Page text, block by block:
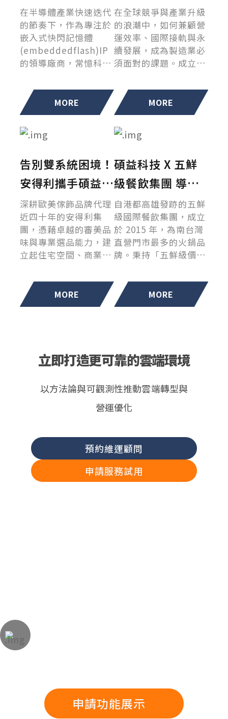
攜手，寫下數位轉
型的感動篇章
在半導體產業快速迭代
的節奏下，作為專注於
嵌入式快閃記憶體
(embeddedflash)IP
的領導廠商，常憶科技
刻。為了應對日益靈活
的市場需求，常憶科技
決心推動一場徹底的數
位變革，導入SAP ERP
系統，並選擇了深耕產
同行夥伴。這場轉型不
僅是一次系統升級，更
是一段關於團隊突破自
我、共同成長的動人旅
程。
MORE
芳德 × 碩益 SAP
ERP 導入故事
在全球競爭與產業升級
的浪潮中，如何兼顧營
運效率、國際接軌與永
續發展，成為製造業必
須面對的課題。成立於
在碩益的專業輔導下，
成功導入 SAP ERP 系
統，不僅實現跨部門整
合與智慧化管理，更讓
永續願景與數位轉型相
範。
MORE
告別雙系統困境！
安得利攜手碩益
SAP Business
One打造管理新格
局
深耕歐美傢飾品牌代理
近四十年的安得利集
團，憑藉卓越的審美品
味與專業選品能力，建
立起住宅空間、商業飯
元事業體系，並與多個
國際品牌建立長期合
作。為因應日益複雜的
One 系統後，不僅整
合流程、提升效率，庫
存準確率更突破
95%，展現品牌邁向智
慧管理的決心與行動
MORE
碩益科技 X 五鮮
級餐飲集團 導入
SAP 雲端系統，
以 AI 智能數據攜
手碩益加速營運升
級
自港都高雄發跡的五鮮
級國際餐飲集團，成立
於 2015 年，為南台灣
直營門市最多的火鍋品
牌。秉持「五鮮級價
念，確保湯品品質一
致。面對後疫情時代市
場變化，五鮮級持續拓
點。 創辦人深信數位化
是企業升級關鍵，由總
經理柯李興領軍，成立
跨部門專案小組，延攬
財務與資訊人才，全面
MORE
立即打造更可靠的雲端環境
以方法論與可觀測性推動雲端轉型與
營運優化
預約維運顧問
申請服務試用
申請功能展示